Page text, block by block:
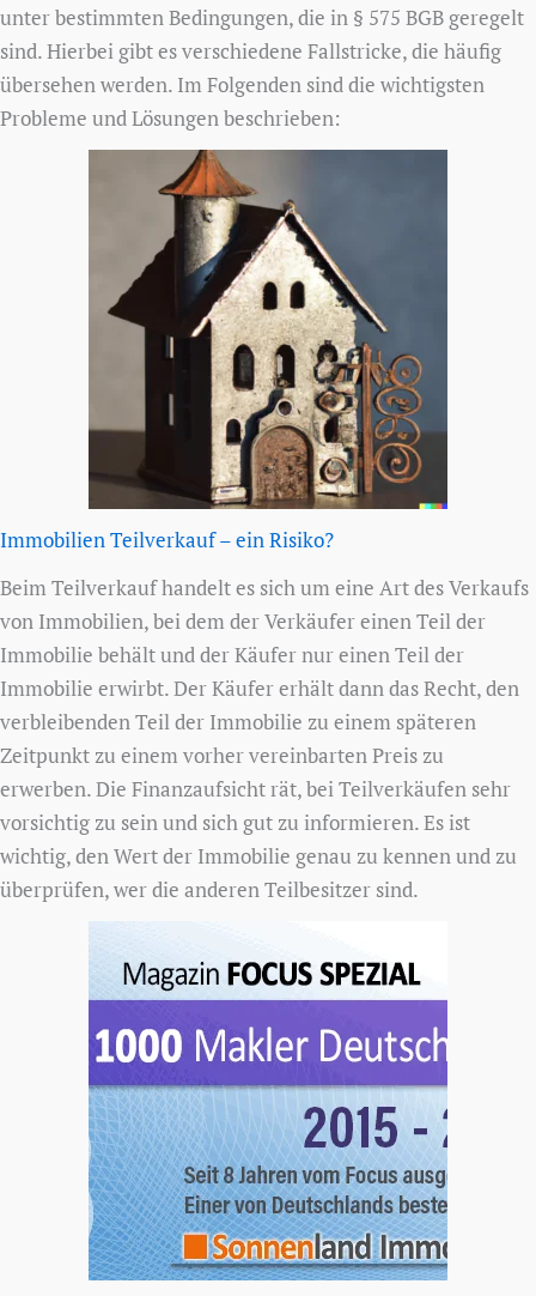
unter bestimmten Bedingungen, die in § 575 BGB geregelt
sind. Hierbei gibt es verschiedene Fallstricke, die häufig
übersehen werden. Im Folgenden sind die wichtigsten
Probleme und Lösungen beschrieben:
Immobilien Teilverkauf – ein Risiko?
Beim Teilverkauf handelt es sich um eine Art des Verkaufs
von Immobilien, bei dem der Verkäufer einen Teil der
Immobilie behält und der Käufer nur einen Teil der
Immobilie erwirbt. Der Käufer erhält dann das Recht, den
verbleibenden Teil der Immobilie zu einem späteren
Zeitpunkt zu einem vorher vereinbarten Preis zu
erwerben. Die Finanzaufsicht rät, bei Teilverkäufen sehr
vorsichtig zu sein und sich gut zu informieren. Es ist
wichtig, den Wert der Immobilie genau zu kennen und zu
überprüfen, wer die anderen Teilbesitzer sind.